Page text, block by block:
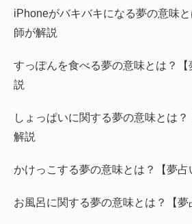
iPhoneがバキバキになる夢の意味
師が解説
すっぽんを食べる夢の意味とは？
説
しょっぱいに関する夢の意味とは
解説
かけっこする夢の意味とは？【夢占
お風呂に関する夢の意味とは？【